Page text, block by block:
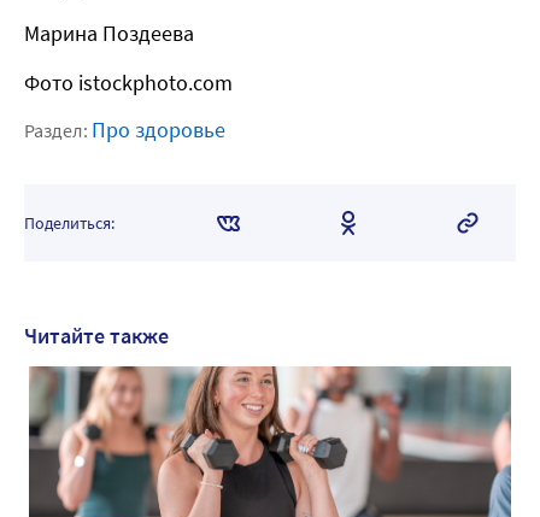
Марина Поздеева
Фото istockphoto.com
Раздел: Про здоровье
Поделиться:
Читайте также